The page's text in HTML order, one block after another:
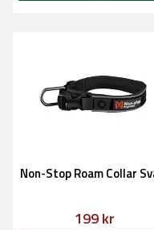
Non-Stop Roam Collar
199 kr